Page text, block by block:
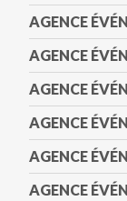
AGENCE
AGENCE
AGENCE
AGENCE
AGENCE
AGENCE